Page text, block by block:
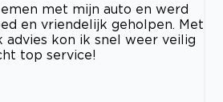
met mijn auto en werd
en vriendelijk geholpen. Met
advies kon ik snel weer veilig
top service!